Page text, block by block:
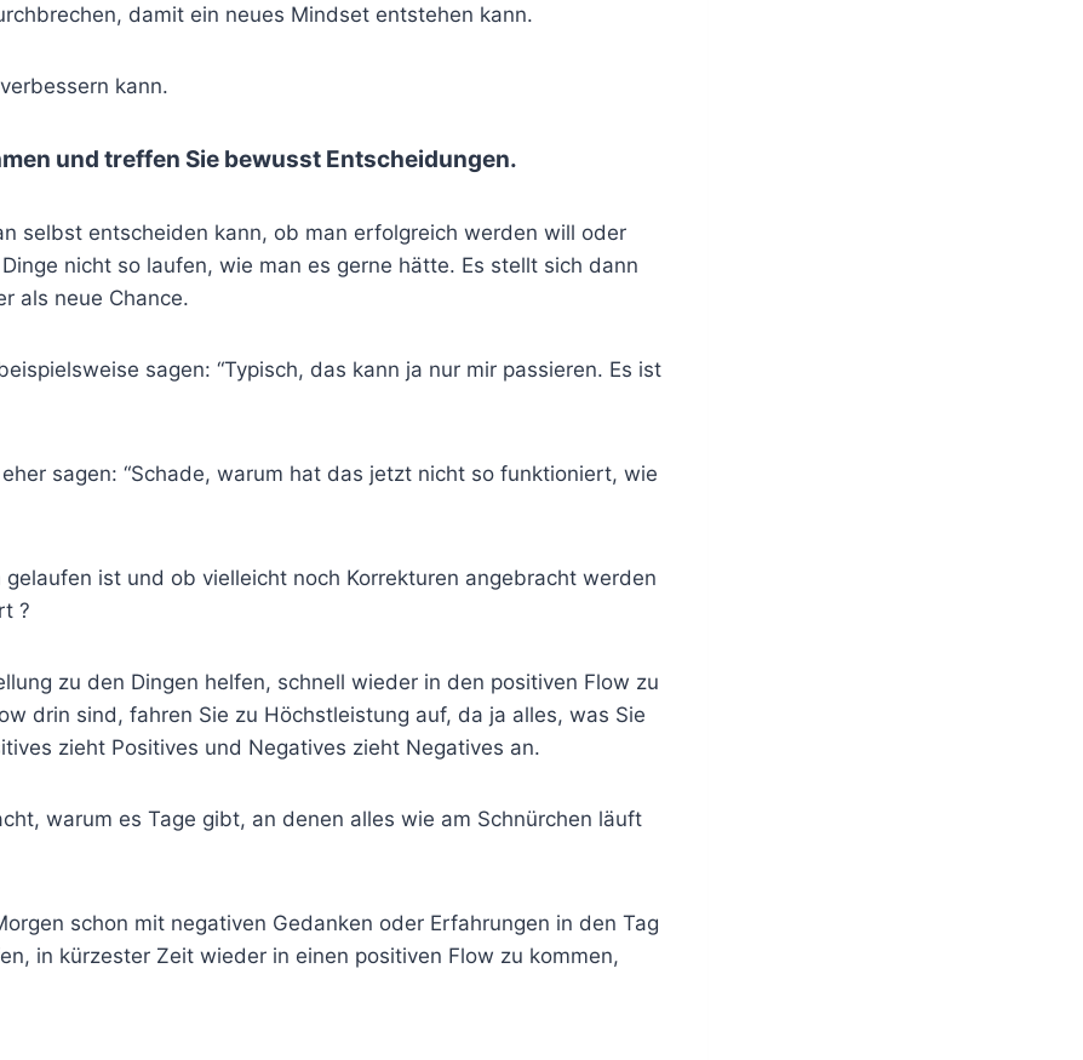
damit ein neues Mindset entstehen kann.
kann.
und treffen Sie bewusst Entscheidungen.
selbst entscheiden kann, ob man erfolgreich werden will oder
nicht so laufen, wie man es gerne hätte. Es stellt sich dann
als neue Chance.
sagen: “Typisch, das kann ja nur mir passieren. Es ist
sagen: “Schade, warum hat das jetzt nicht so funktioniert, wie
ist und ob vielleicht noch Korrekturen angebracht werden
?
zu den Dingen helfen, schnell wieder in den positiven Flow zu
drin sind, fahren Sie zu Höchstleistung auf, da ja alles, was Sie
zieht Positives und Negatives zieht Negatives an.
warum es Tage gibt, an denen alles wie am Schnürchen läuft
schon mit negativen Gedanken oder Erfahrungen in den Tag
in kürzester Zeit wieder in einen positiven Flow zu kommen,